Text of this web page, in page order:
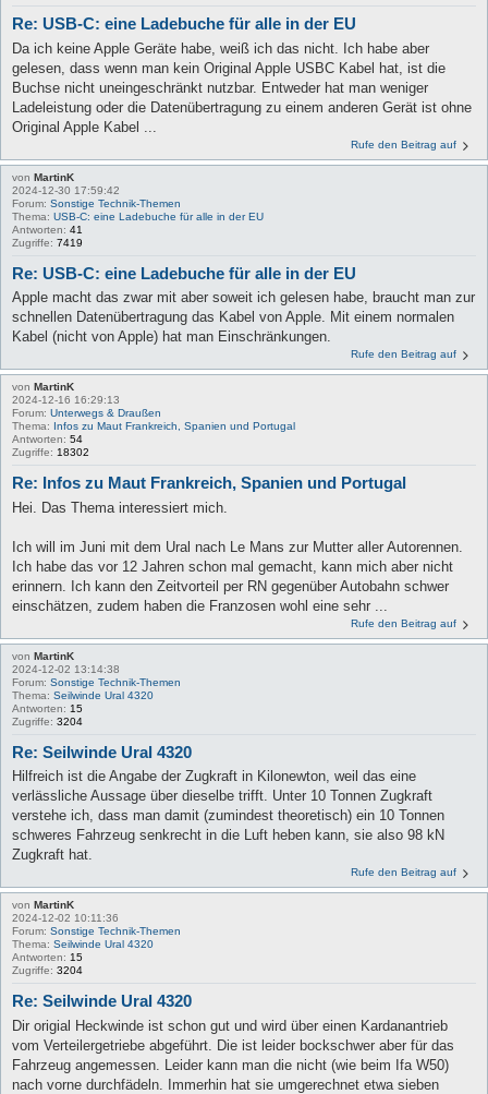
Re: USB-C: eine Ladebuche für alle in der EU
Da ich keine Apple Geräte habe, weiß ich das nicht. Ich habe aber
gelesen, dass wenn man kein Original Apple USBC Kabel hat, ist die
Buchse nicht uneingeschränkt nutzbar. Entweder hat man weniger
Ladeleistung oder die Datenübertragung zu einem anderen Gerät ist ohne
Original Apple Kabel ...
Rufe den Beitrag auf
von MartinK
2024-12-30 17:59:42
Forum: Sonstige Technik-Themen
Thema: USB-C: eine Ladebuche für alle in der EU
Antworten: 41
Zugriffe: 7419
Re: USB-C: eine Ladebuche für alle in der EU
Apple macht das zwar mit aber soweit ich gelesen habe, braucht man zur
schnellen Datenübertragung das Kabel von Apple. Mit einem normalen
Kabel (nicht von Apple) hat man Einschränkungen.
Rufe den Beitrag auf
von MartinK
2024-12-16 16:29:13
Forum: Unterwegs & Draußen
Thema: Infos zu Maut Frankreich, Spanien und Portugal
Antworten: 54
Zugriffe: 18302
Re: Infos zu Maut Frankreich, Spanien und Portugal
Hei. Das Thema interessiert mich.
Ich will im Juni mit dem Ural nach Le Mans zur Mutter aller Autorennen.
Ich habe das vor 12 Jahren schon mal gemacht, kann mich aber nicht
erinnern. Ich kann den Zeitvorteil per RN gegenüber Autobahn schwer
einschätzen, zudem haben die Franzosen wohl eine sehr ...
Rufe den Beitrag auf
von MartinK
2024-12-02 13:14:38
Forum: Sonstige Technik-Themen
Thema: Seilwinde Ural 4320
Antworten: 15
Zugriffe: 3204
Re: Seilwinde Ural 4320
Hilfreich ist die Angabe der Zugkraft in Kilonewton, weil das eine
verlässliche Aussage über dieselbe trifft. Unter 10 Tonnen Zugkraft
verstehe ich, dass man damit (zumindest theoretisch) ein 10 Tonnen
schweres Fahrzeug senkrecht in die Luft heben kann, sie also 98 kN
Zugkraft hat.
Rufe den Beitrag auf
von MartinK
2024-12-02 10:11:36
Forum: Sonstige Technik-Themen
Thema: Seilwinde Ural 4320
Antworten: 15
Zugriffe: 3204
Re: Seilwinde Ural 4320
Dir origial Heckwinde ist schon gut und wird über einen Kardanantrieb
vom Verteilergetriebe abgeführt. Die ist leider bockschwer aber für das
Fahrzeug angemessen. Leider kann man die nicht (wie beim Ifa W50)
nach vorne durchfädeln. Immerhin hat sie umgerechnet etwa sieben